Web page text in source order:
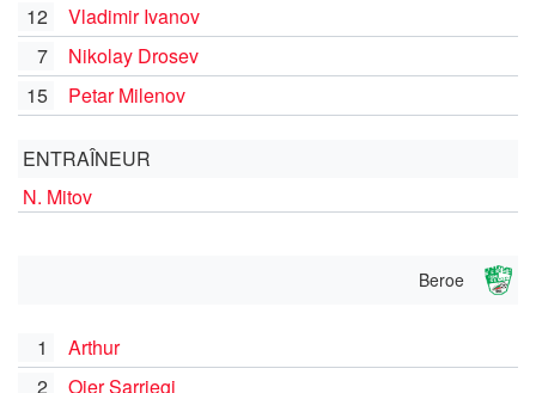
12
Vladimir Ivanov
7
Nikolay Drosev
15
Petar Milenov
ENTRAÎNEUR
N. Mitov
Beroe
1
Arthur
2
Oier Sarriegi